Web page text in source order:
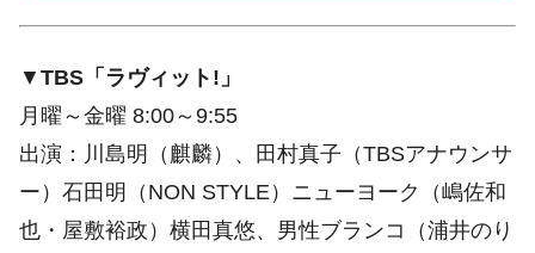
▼ TBS「ラヴィット!」
月曜～金曜 8:00～9:55
出演：川島明（麒麟）、田村真子（TBSアナウンサ
ー）石田明（NON STYLE）ニューヨーク（嶋佐和
也・屋敷裕政）横田真悠、男性ブランコ（浦井のり